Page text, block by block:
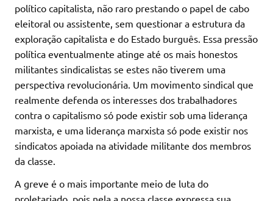
político capitalista, não raro prestando o papel de cabo
eleitoral ou assistente, sem questionar a estrutura da
exploração capitalista e do Estado burguês. Essa pressão
política eventualmente atinge até os mais honestos
militantes sindicalistas se estes não tiverem uma
perspectiva revolucionária. Um movimento sindical que
realmente defenda os interesses dos trabalhadores
contra o capitalismo só pode existir sob uma liderança
marxista, e uma liderança marxista só pode existir nos
sindicatos apoiada na atividade militante dos membros
da classe.
A greve é o mais importante meio de luta do